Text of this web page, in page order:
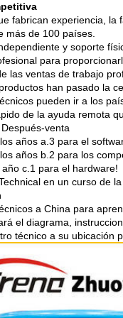
fabrican experiencia, la
más de 100 países.
y soporte
para
las ventas de trabajo
han pasado la
pueden ir a los
de la ayuda remota
venta
años a.3 para el
años b.2 para los
año c.1 para el hardware!
en un curso de
a China para
el diagrama,
técnico a su ubicación